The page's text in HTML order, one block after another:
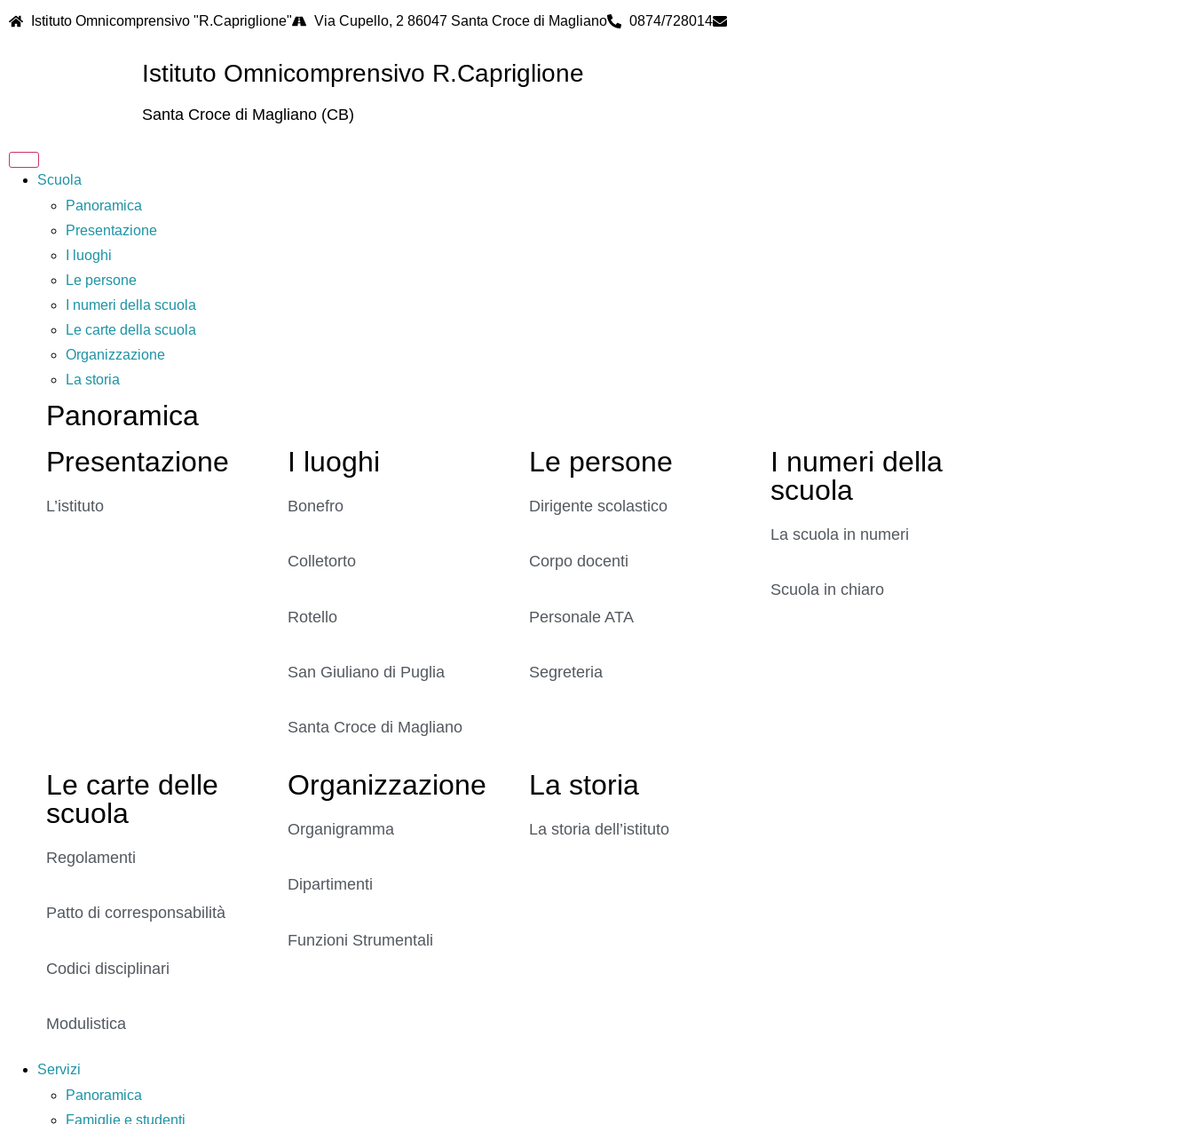
Istituto Omnicomprensivo "R.Capriglione" Via Cupello, 2 86047 Santa Croce di Magliano 0874/728014
Istituto Omnicomprensivo R.Capriglione
Santa Croce di Magliano (CB)
Scuola
Panoramica
Presentazione
I luoghi
Le persone
I numeri della scuola
Le carte della scuola
Organizzazione
La storia
Panoramica
Presentazione
L’istituto
I luoghi
Bonefro
Colletorto
Rotello
San Giuliano di Puglia
Santa Croce di Magliano
Le persone
Dirigente scolastico
Corpo docenti
Personale ATA
Segreteria
I numeri della
scuola
La scuola in numeri
Scuola in chiaro
Le carte delle
scuola
Regolamenti
Patto di corresponsabilità
Codici disciplinari
Modulistica
Organizzazione
Organigramma
Dipartimenti
Funzioni Strumentali
La storia
La storia dell’istituto
Servizi
Panoramica
Famiglie e studenti